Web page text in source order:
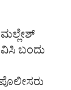
ಮಲ್ಲೇಶ್
ಬಂದು